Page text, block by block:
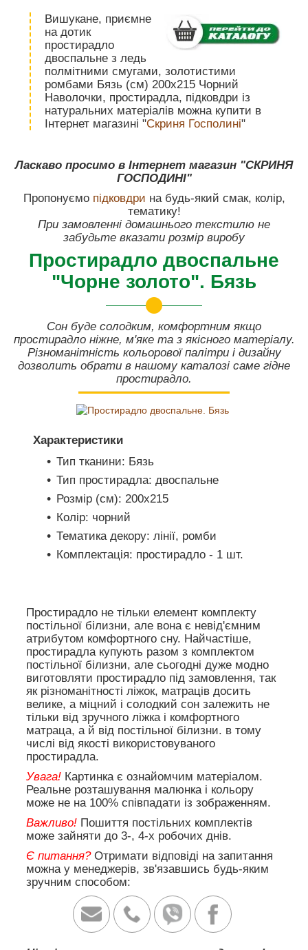
Вишукане, приємне
на дотик
простирадло
двоспальне з ледь
полмітними смугами, золотистими
ромбами Бязь (см) 200х215 Чорний
Наволочки, простирадла, підковдри із
натуральних матеріалів можна купити в
Інтернет магазині "Скриня Госполині"
Ласкаво просимо в Інтернет магазин "СКРИНЯ
ГОСПОДИНІ"
Пропонуємо підковдри на будь-який смак, колір,
тематику!
При замовленні домашнього текстилю не
забудьте вказати розмір виробу
Простирадло двоспальне
"Чорне золото". Бязь
Сон буде солодким, комфортним якщо
простирадло ніжне, м'яке та з якісного матеріалу.
Різноманітність кольорової палітри і дизайну
дозволить обрати в нашому каталозі саме гідне
простирадло.
Характеристики
Тип тканини: Бязь
Тип простирадла: двоспальне
Розмір (см): 200х215
Колір: чорний
Тематика декору: лінії, ромби
Комплектація: простирадло - 1 шт.
Простирадло не тільки елемент комплекту
постільної білизни, але вона є невід'ємним
атрибутом комфортного сну. Найчастіше,
простирадла купують разом з комплектом
постільної білизни, але сьогодні дуже модно
виготовляти простирадло під замовлення, так
як різноманітності ліжок, матраців досить
велике, а міцний і солодкий сон залежить не
тільки від зручного ліжка і комфортного
матраца, а й від постільної білизни. в тому
числі від якості використовуваного
простирадла.
Увага! Картинка є ознайомчим матеріалом.
Реальне розташування малюнка і кольору
може не на 100% співпадати із зображенням.
Важливо! Пошиття постільних комплектів
може зайняти до 3-, 4-х робочих днів.
Є питання? Отримати відповіді на запитання
можна у менеджерів, зв'язавшись будь-яким
зручним способом: